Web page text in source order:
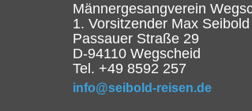
Männergesangverein
1. Vorsitzender Max Seibold
Passauer Straße 29
D-94110 Wegscheid
Tel. +49 8592 257
info@seibold-reisen.de